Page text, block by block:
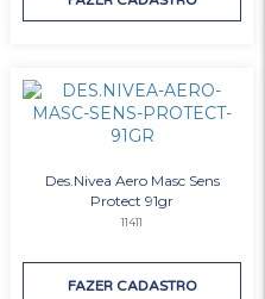
Des.Nivea Aero Masc Sens
Protect 91gr
11411
FAZER CADASTRO